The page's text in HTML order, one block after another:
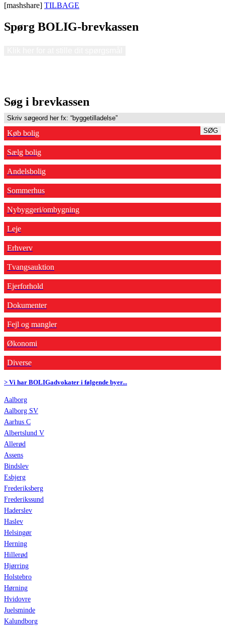
[mashshare] TILBAGE
Spørg BOLIG-brevkassen
Søg i brevkassen
SØG
Køb bolig
Sælg bolig
Andelsbolig
Sommerhus
Nybyggeri/ombygning
Leje
Erhverv
Tvangsauktion
Ejerforhold
Dokumenter
Fejl og mangler
Økonomi
Diverse
> Vi har BOLIGadvokater i følgende byer...
Aalborg
Aalborg SV
Aarhus C
Albertslund V
Allerød
Assens
Bindslev
Esbjerg
Frederiksberg
Frederikssund
Haderslev
Haslev
Helsingør
Herning
Hillerød
Hjørring
Holstebro
Hørning
Hvidovre
Juelsminde
Kalundborg